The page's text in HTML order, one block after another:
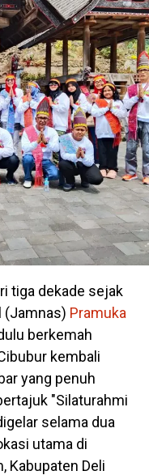
tiga dekade sejak
(Jamnas) Pramuka
berkemah
kembali
yang penuh
"Silaturahmi
selama dua
utama di
Kabupaten Deli